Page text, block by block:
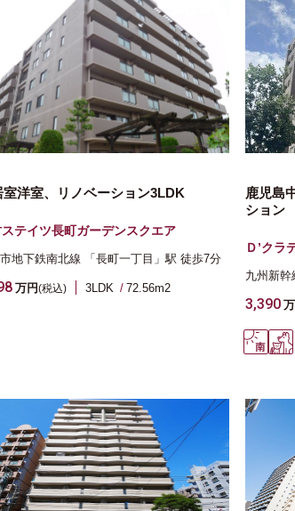
室洋室、リノベーション3LDK
テイツ長町ガーデンスクエア
地下鉄南北線 「長町一丁目」駅 徒歩7分
万円(税込) 3LDK 72.56m2
鹿児島
ション
Ｄ’クラ
九州新幹
3,390